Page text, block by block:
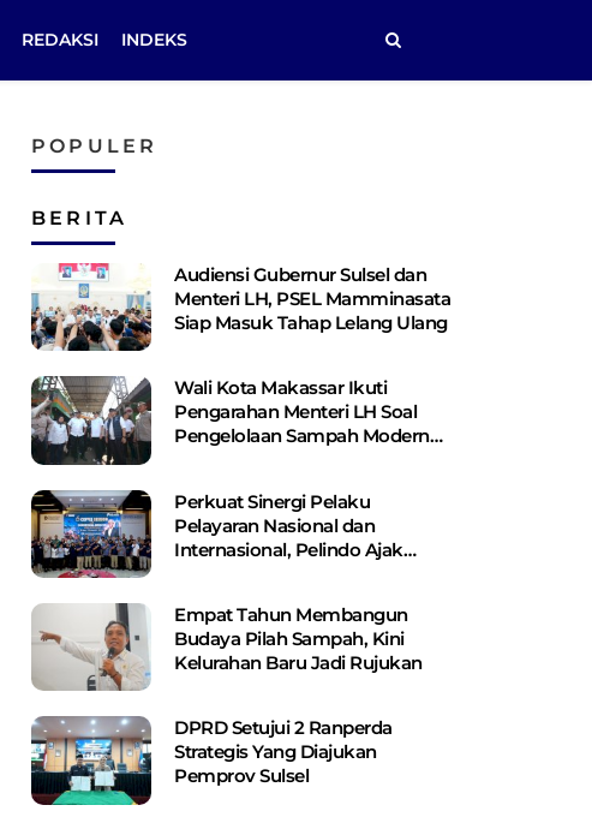
REDAKSI INDEKS
POPULER
BERITA
Audiensi Gubernur Sulsel dan
Menteri LH, PSEL Mamminasata
Siap Masuk Tahap Lelang Ulang
Wali Kota Makassar Ikuti
Pengarahan Menteri LH Soal
Pengelolaan Sampah Modern
Perkuat Sinergi Pelaku
Pelayaran Nasional dan
Internasional, Pelindo Ajak
Empat Tahun Membangun
Budaya Pilah Sampah, Kini
Kelurahan Baru Jadi Rujukan
DPRD Setujui 2 Ranperda
Strategis Yang Diajukan
Pemprov Sulsel